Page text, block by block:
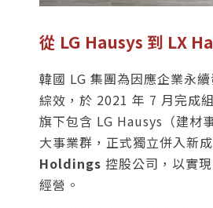
從 LG Hausys 到 LX
韓國 LG 集團為因應企業永
綜效，於 2021 年 7 月完成
旗下包含 LG Hausys（建材
大事業群，正式獨立併入新
Holdings 控股公司，以實
經營。